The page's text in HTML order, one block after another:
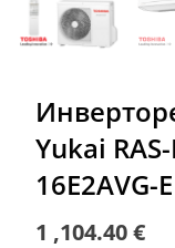
Yukai
16E2AVG-E
1 ,104.40€